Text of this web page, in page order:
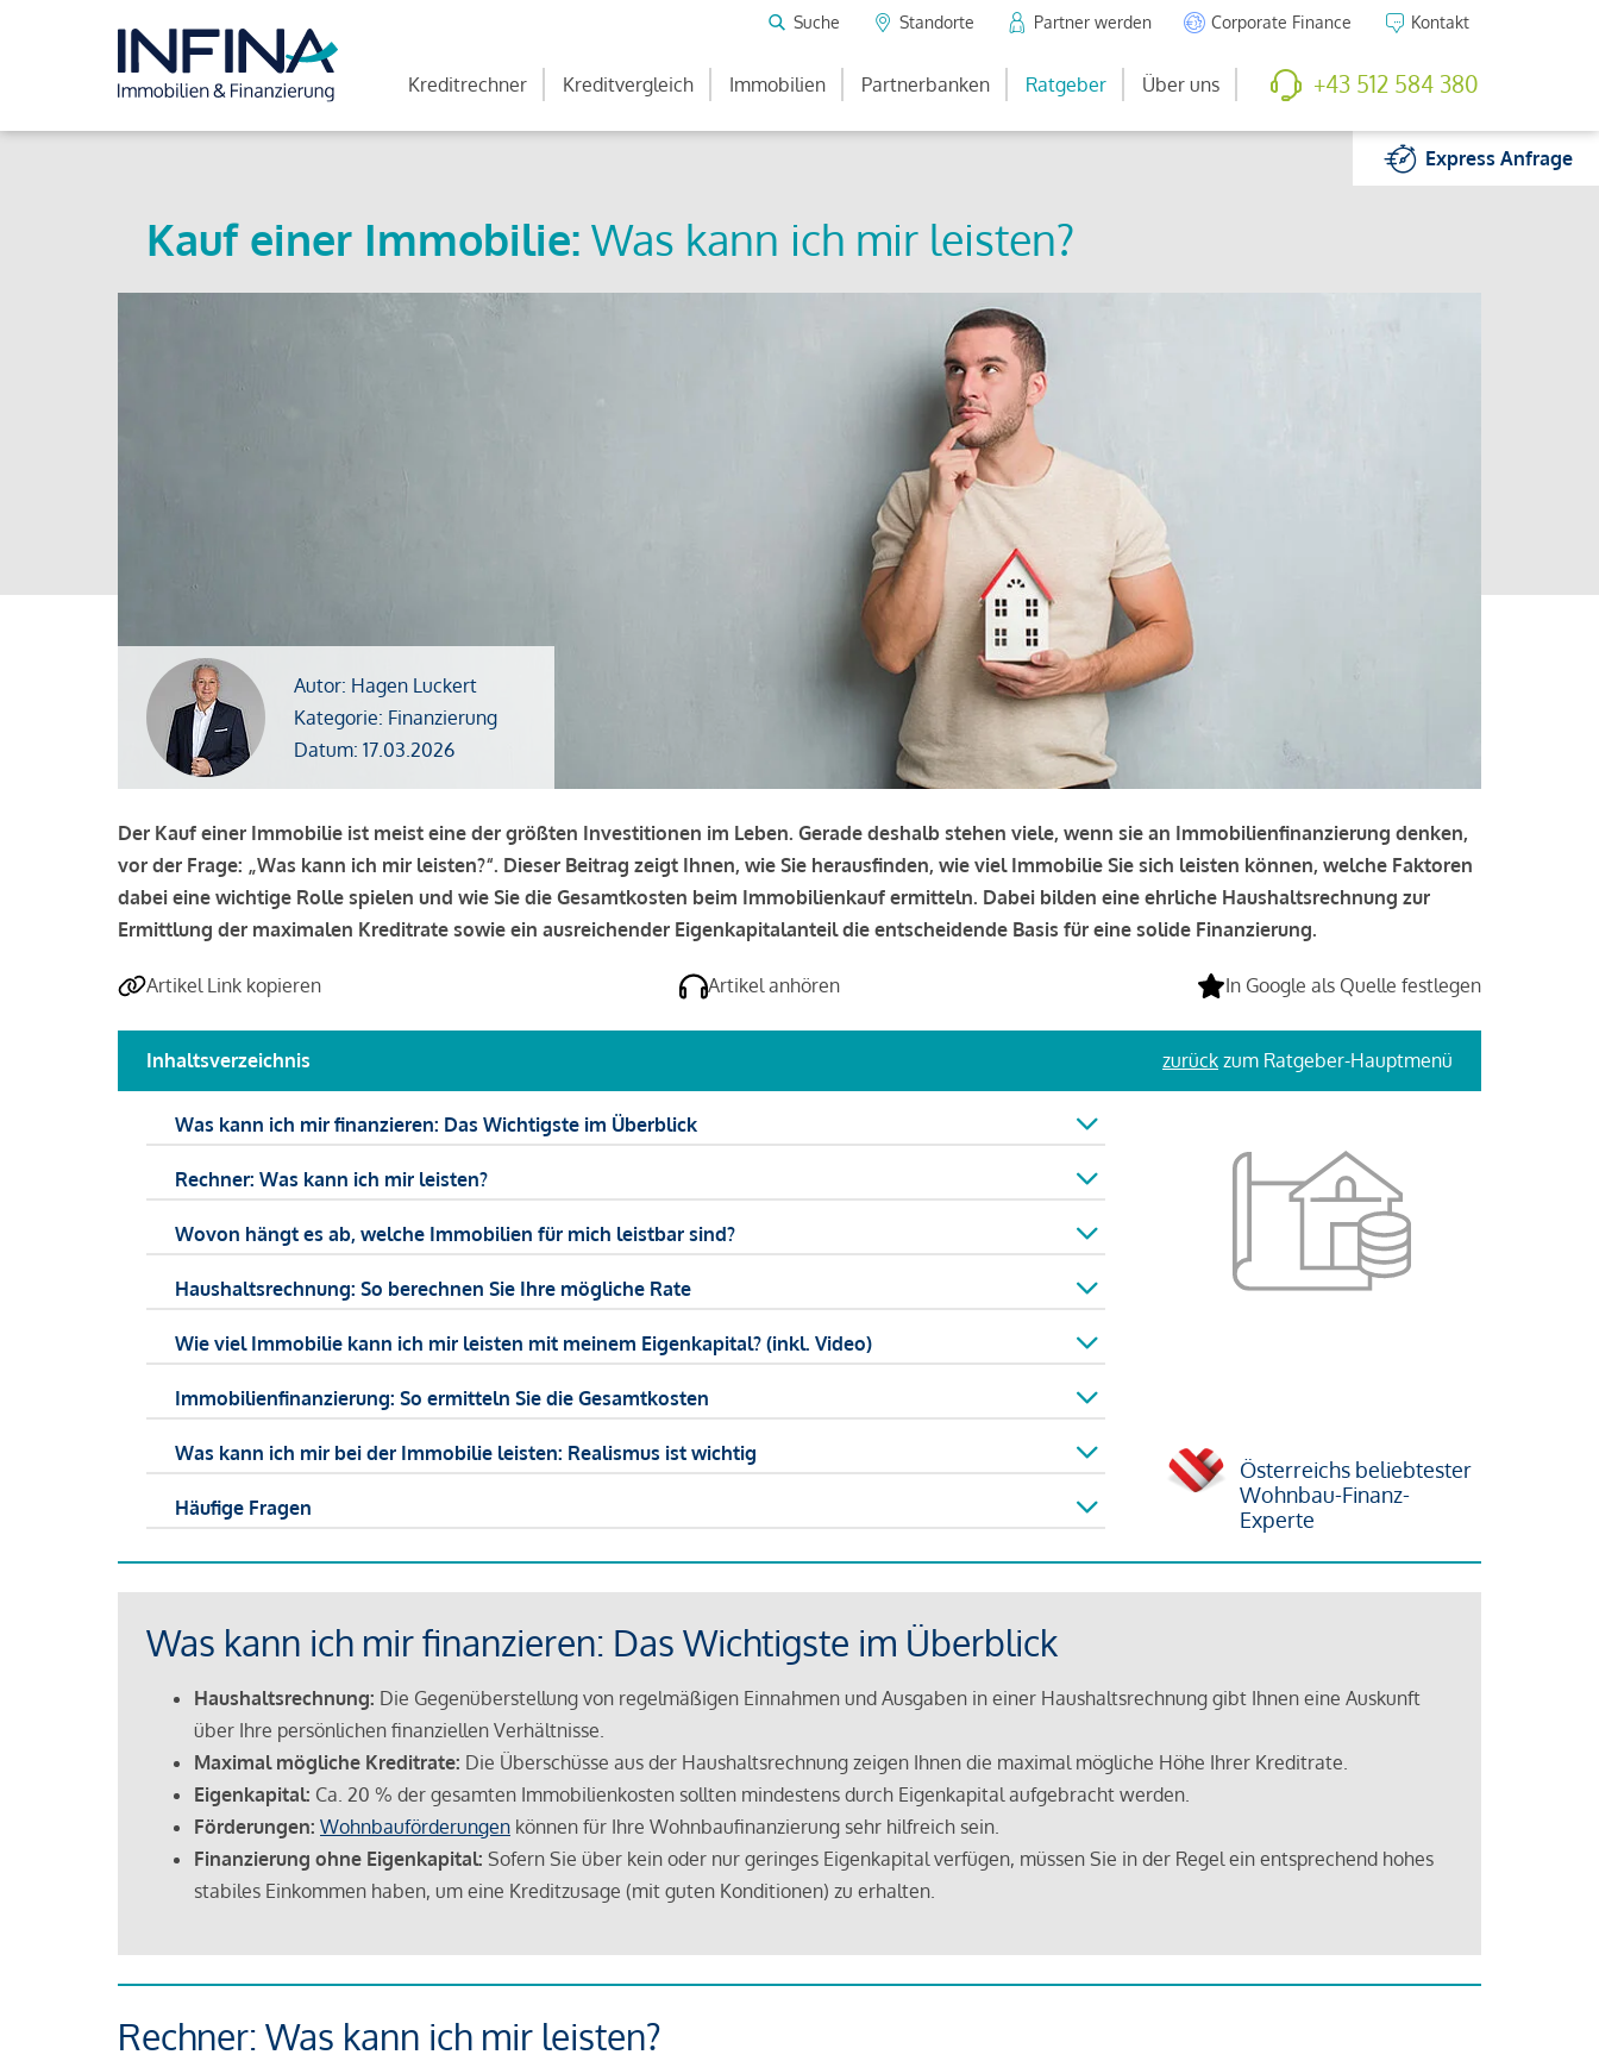
Suche Standorte Partner werden Corporate Finance Kontakt
Kreditrechner Kreditvergleich Immobilien Partnerbanken Ratgeber Über uns +43 512 584 380
ExpressAnfrage
Kauf einer Immobilie: Was kann ich mir leisten?
Autor: Hagen Luckert
Kategorie: Finanzierung
Datum: 17.03.2026
Der Kauf einer Immobilie ist meist eine der größten Investitionen im Leben. Gerade deshalb stehen viele, wenn sie an Immobilienfinanzierung denken,
vor der Frage: „Was kann ich mir leisten?“. Dieser Beitrag zeigt Ihnen, wie Sie herausfinden, wie viel Immobilie Sie sich leisten können, welche Faktoren
dabei eine wichtige Rolle spielen und wie Sie die Gesamtkosten beim Immobilienkauf ermitteln. Dabei bilden eine ehrliche Haushaltsrechnung zur
Ermittlung der maximalen Kreditrate sowie ein ausreichender Eigenkapitalanteil die entscheidende Basis für eine solide Finanzierung.
Artikel Link kopieren Artikel anhören In Google als Quelle festlegen
Inhaltsverzeichnis zurück zum Ratgeber-Hauptmenü
Was kann ich mir finanzieren: Das Wichtigste im Überblick
Rechner: Was kann ich mir leisten?
Wovon hängt es ab, welche Immobilien für mich leistbar sind?
Haushaltsrechnung: So berechnen Sie Ihre mögliche Rate
Wie viel Immobilie kann ich mir leisten mit meinem Eigenkapital? (inkl. Video)
Immobilienfinanzierung: So ermitteln Sie die Gesamtkosten
Was kann ich mir bei der Immobilie leisten: Realismus ist wichtig
Häufige Fragen
Österreichs beliebtester
Wohnbau-Finanz-
Experte
Was kann ich mir finanzieren: Das Wichtigste im Überblick
Haushaltsrechnung: Die Gegenüberstellung von regelmäßigen Einnahmen und Ausgaben in einer Haushaltsrechnung gibt Ihnen eine Auskunft
über Ihre persönlichen finanziellen Verhältnisse.
Maximal mögliche Kreditrate: Die Überschüsse aus der Haushaltsrechnung zeigen Ihnen die maximal mögliche Höhe Ihrer Kreditrate.
Eigenkapital: Ca. 20 % der gesamten Immobilienkosten sollten mindestens durch Eigenkapital aufgebracht werden.
Förderungen: Wohnbauförderungen können für Ihre Wohnbaufinanzierung sehr hilfreich sein.
Finanzierung ohne Eigenkapital: Sofern Sie über kein oder nur geringes Eigenkapital verfügen, müssen Sie in der Regel ein entsprechend hohes
stabiles Einkommen haben, um eine Kreditzusage (mit guten Konditionen) zu erhalten.
Rechner: Was kann ich mir leisten?